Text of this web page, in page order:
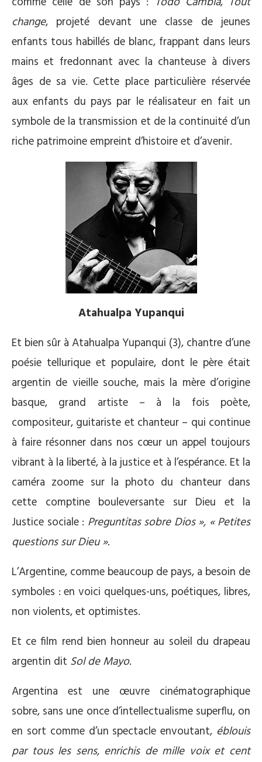
change, projeté devant une classe de jeunes
enfants tous habillés de blanc, frappant dans leurs
mains et fredonnant avec la chanteuse à divers
âges de sa vie. Cette place particulière réservée
aux enfants du pays par le réalisateur en fait un
symbole de la transmission et de la continuité d’un
riche patrimoine empreint d’histoire et d’avenir.
Atahualpa Yupanqui
Et bien sûr à Atahualpa Yupanqui (3), chantre d’une
poésie tellurique et populaire, dont le père était
argentin de vieille souche, mais la mère d’origine
basque, grand artiste – à la fois poète,
compositeur, guitariste et chanteur – qui continue
à faire résonner dans nos cœur un appel toujours
vibrant à la liberté, à la justice et à l’espérance. Et la
caméra zoome sur la photo du chanteur dans
cette comptine bouleversante sur Dieu et la
Justice sociale : Preguntitas sobre Dios », « Petites
questions sur Dieu ».
L’Argentine, comme beaucoup de pays, a besoin de
symboles : en voici quelques-uns, poétiques, libres,
non violents, et optimistes.
Et ce film rend bien honneur au soleil du drapeau
argentin dit Sol de Mayo.
Argentina est une œuvre cinématographique
sobre, sans une once d’intellectualisme superflu, on
en sort comme d’un spectacle envoutant, éblouis
par tous les sens, enrichis de mille voix et cent